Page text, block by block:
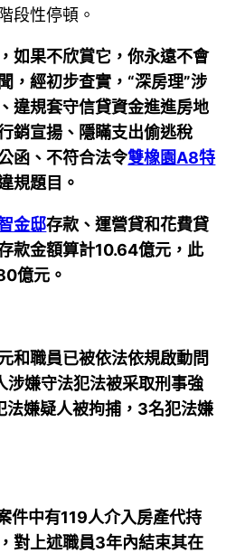
段性停頓。
如果不欣賞它，你永遠不會
，經初步查實，“深房理”涉
違規套守信貸資金進進房地
銷宣揚、隱瞞支出偷逃稅
函、不符合法令雙橡園A8特
規題目。
金邸存款、運營貸和花費貸
款金額算計10.64億元，此
億元。
和職員已被依法依規啟動問
涉嫌守法犯法被采取刑事強
法嫌疑人被拘捕，3名犯法嫌
件中有119人介入房產代持
對上述職員3年內結束其在